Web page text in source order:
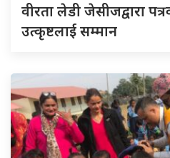
वीरता लेडी जेसीजद्वारा
उत्कृष्टलाई सम्मान